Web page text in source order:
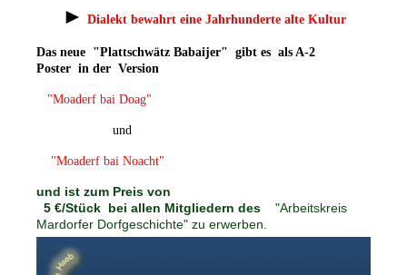
► Dialekt bewahrt eine Jahrhunderte alte Kultur
Das neue "Plattschwätz Babaijer" gibt es als A-2
Poster in der Version
"Moaderf bai Doag"
und
"Moaderf bai Noacht"
und ist zum Preis von
5 €/Stück bei allen Mitgliedern des "Arbeitskreis
Mardorfer Dorfgeschichte" zu erwerben.